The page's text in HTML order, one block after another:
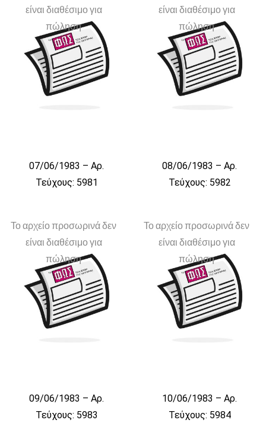
είναι διαθέσιμο για
πώληση
07/06/1983 – Αρ.
Τεύχους: 5981
είναι διαθέσιμο για
πώληση
08/06/1983 – Αρ.
Τεύχους: 5982
Το αρχείο προσωρινά δεν
είναι διαθέσιμο για
πώληση
09/06/1983 – Αρ.
Τεύχους: 5983
Το αρχείο προσωρινά δεν
είναι διαθέσιμο για
πώληση
10/06/1983 – Αρ.
Τεύχους: 5984